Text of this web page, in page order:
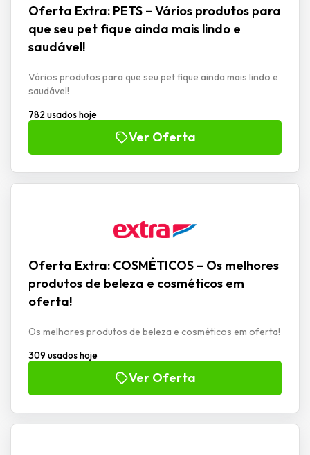
Oferta Extra: PETS – Vários produtos para
que seu pet fique ainda mais lindo e
saudável!
Vários produtos para que seu pet fique ainda mais lindo e
saudável!
782 usados hoje
Ver Oferta
Oferta Extra: COSMÉTICOS – Os melhores
produtos de beleza e cosméticos em
oferta!
Os melhores produtos de beleza e cosméticos em oferta!
309 usados hoje
Ver Oferta